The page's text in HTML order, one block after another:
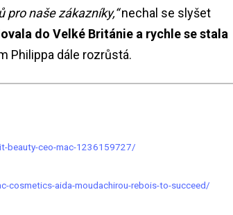
naše zákazníky,“nechal se slyšet
do Velké Británie a rychle se stala
Philippa dále rozrůstá.
beauty-ceo-mac-1236159727/
cosmetics-aida-moudachirou-rebois-to-succeed/